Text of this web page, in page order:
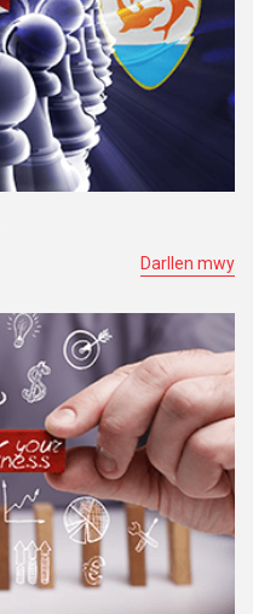
Darllen mwy